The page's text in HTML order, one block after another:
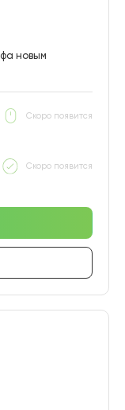
новым
Скоро появится
Скоро появится